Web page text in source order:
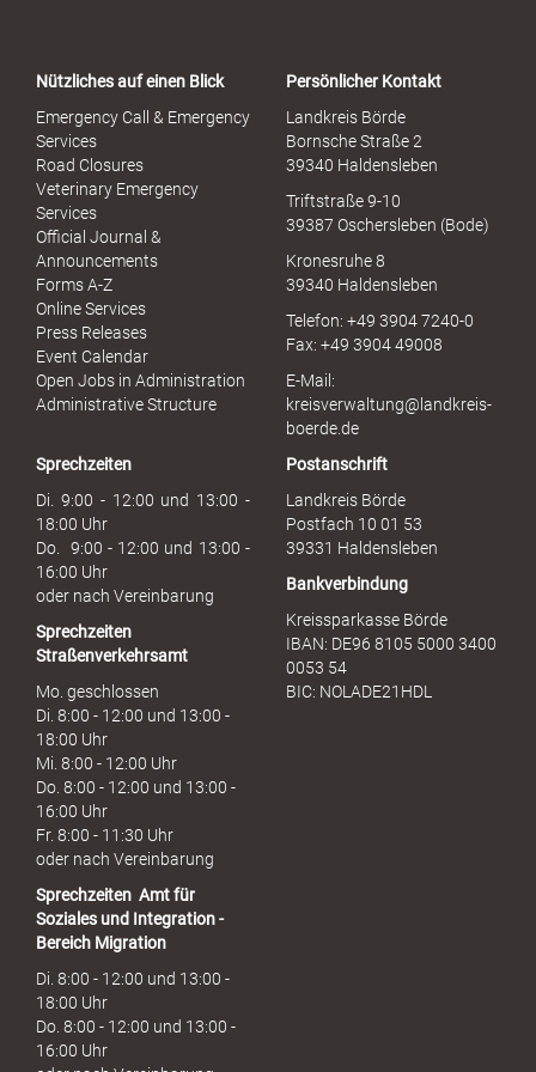
u
h
Nützliches auf einen Blick
Emergency Call & Emergency
Services
Road Closures
Veterinary Emergency
Services
Official Journal &
Announcements
Forms A-Z
Online Services
Press Releases
Event Calendar
Open Jobs in Administration
Administrative Structure
Persönlicher Kontakt
Landkreis Börde
Bornsche Straße 2
39340 Haldensleben
Triftstraße 9-10
39387 Oschersleben (Bode)
Kronesruhe 8
39340 Haldensleben
Telefon: +49 3904 7240-0
Fax: +49 3904 49008
E-Mail:
kreisverwaltung@landkreis-
boerde.de
Sprechzeiten
Di. 9:00 - 12:00 und 13:00 -
18:00 Uhr
Do. 9:00 - 12:00 und 13:00 -
16:00 Uhr
oder nach Vereinbarung
Sprechzeiten
Straßenverkehrsamt
Mo. geschlossen
Di. 8:00 - 12:00 und 13:00 -
18:00 Uhr
Mi. 8:00 - 12:00 Uhr
Do. 8:00 - 12:00 und 13:00 -
16:00 Uhr
Fr. 8:00 - 11:30 Uhr
oder nach Vereinbarung
Sprechzeiten Amt für
Soziales und Integration -
Bereich Migration
Di. 8:00 - 12:00 und 13:00 -
18:00 Uhr
Do. 8:00 - 12:00 und 13:00 -
16:00 Uhr
Postanschrift
Landkreis Börde
Postfach 10 01 53
39331 Haldensleben
Bankverbindung
Kreissparkasse Börde
IBAN: DE96 8105 5000 3400
0053 54
BIC: NOLADE21HDL